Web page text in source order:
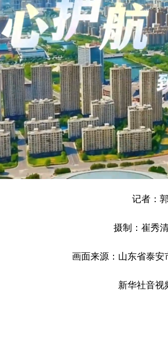
记者：
摄制：崔秀
画面来源：山东省泰
新华社音视